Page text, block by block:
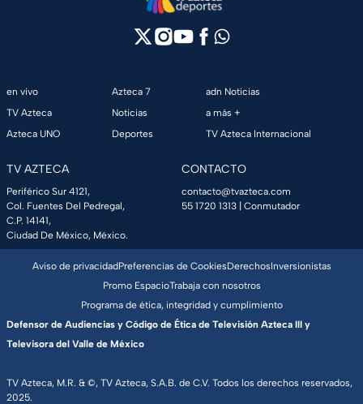
en vivo
TV Azteca
Azteca UNO
Azteca 7
Noticias
Deportes
adn Noticias
a más +
TV Azteca Internacional
TV AZTECA
Periférico Sur 4121,
Col. Fuentes Del Pedregal,
C.P. 14141,
Ciudad De México, México.
CONTACTO
contacto@tvazteca.com
55 1720 1313 | Conmutador
TV Azteca, M.R. & ©, TV Azteca, S.A.B. de C.V. Todos los derechos reservados,
2025.
Aviso de privacidadPreferencias de CookiesDerechosInversionistas
Promo EspacioTrabaja con nosotros
Programa de ética, integridad y cumplimiento
Defensor de Audiencias y Código de Ética de Televisión Azteca III y
Televisora del Valle de México